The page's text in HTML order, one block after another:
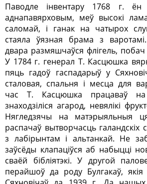
Паводле інвентару 1768 г.
аднапавярховым, меў высокі
саломай, і ганак на чатырох
стаяла ўязная брама з
двара размяшчаўся флігель, побач
У 1784 г. генерал Т. Касцюшка
пяць гадоў гаспадарыў у
сталовая, спальня і месца для
час Т. Касцюшка працаваў
знаходзіліся агарод, невялікі
Нягледзячы на матэрыяльныя
распачаў вытворчасць галандскіх
з лабірынтам і альтанкай. Не
заўсёды клапаціўся аб набыцці
сваёй бібліятэкі. У другой
перайшоў да роду Булгакаў, якія